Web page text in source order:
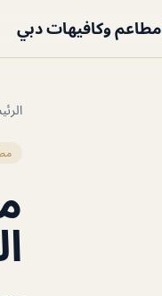
مطاعم وكافيهات دبي